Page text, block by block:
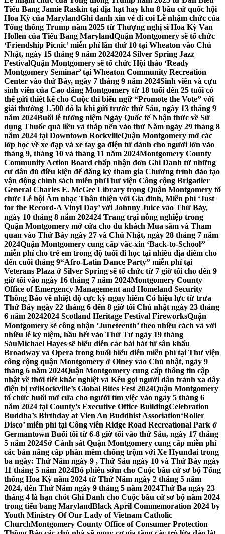
Tiểu Bang Jamie Raskin tại địa hạt hay khu 8 bầu cử quốc hội
Hoa Kỳ của MarylandGhi danh xin vé đi coi Lễ nhậm chức của
Tổng thống Trump năm 2025 từ Thượng nghị sĩ Hoa Kỳ Van
Hollen của Tiểu Bang MarylandQuận Montgomery sẽ tổ chức
‘Friendship Picnic’ miễn phí lần thứ 10 tại Wheaton vào Chủ
Nhật, ngày 15 tháng 9 năm 20242024 Silver Spring Jazz
FestivalQuận Montgomery sẽ tổ chức Hội thảo ‘Ready
Montgomery Seminar’ tại Wheaton Community Recreation
Center vào thứ Bảy, ngày 7 tháng 9 năm 2024Sinh viên và cựu
sinh viên của Cao đẳng Montgomery từ 18 tuổi đến 25 tuổi có
thể gửi thiết kế cho Cuộc thi biểu ngữ “Promote the Vote” với
giải thưởng 1.500 đô la khi gửi trước thứ Sáu, ngày 13 tháng 9
năm 2024Buổi lễ tưởng niệm Ngày Quốc tế Nhận thức về Sử
dụng Thuốc quá liều và thắp nến vào thứ Năm ngày 29 tháng 8
năm 2024 tại Downtown RockvilleQuận Montgomery mở các
lớp học về xe đạp và xe tay ga điện tử dành cho người lớn vào
tháng 9, tháng 10 và tháng 11 năm 2024Montgomery County
Community Action Board chấp nhận đơn Ghi Danh từ những
cư dân đủ điều kiện để đăng ký tham gia Chương trình đào tạo
vận động chính sách miễn phíThư viện Công cộng Brigadier
General Charles E. McGee Library trọng Quận Montgomery tổ
chức Lễ hội Âm nhạc Thân thiện với Gia đình, Miễn phí ‘Just
for the Record-A Vinyl Day’ với Johnny Juice vào Thứ Bảy,
ngày 10 tháng 8 năm 202424 Trang trại nông nghiệp trong
Quận Montgomery mở cửa cho du khách Mua sắm và Tham
quan vào Thứ Bảy ngày 27 và Chủ Nhật, ngày 28 tháng 7 năm
2024Quận Montgomery cung cấp vắc-xin ‘Back-to-School’’
miễn phí cho trẻ em trong độ tuổi đi học tại nhiều địa điểm cho
đến cuối tháng 9“Afro-Latin Dance Party” miễn phí tại
Veterans Plaza ở Silver Spring sẽ tổ chức từ 7 giờ tối cho đến 9
giờ tối vào ngày 16 tháng 7 năm 2024Montgomery County
Office of Emergency Management and Homeland Security
Thông Báo về nhiệt độ cực kỳ nguy hiểm Có hiệu lực từ trưa
Thứ Bảy ngày 22 tháng 6 đến 8 giờ tối Chủ nhật ngày 23 tháng
6 năm 20242024 Scotland Heritage Festival FireworksQuận
Montgomery sẽ công nhận ‘Juneteenth’ theo nhiều cách và với
nhiều lễ kỷ niệm, hầu hết vào Thứ Tư ngày 19 tháng
SáuMichael Hayes sẽ biểu diễn các bài hát từ sân khấu
Broadway và Opera trong buổi biểu diễn miễn phí tại Thư viện
công cộng quận Montgomery ở Olney vào Chủ nhật, ngày 9
tháng 6 năm 2024Quận Montgomery cung cấp thông tin cập
nhật về thời tiết khắc nghiệt và Kêu gọi người dân tránh xa dây
điện bị rơiRockville’s Global Bites Fest 2024Quận Montgomery
tổ chức buổi mở cửa cho người tìm việc vào ngày 5 tháng 6
năm 2024 tại County’s Executive Office BuildingCelebration
Buddha’s Birthday at Vien An Buddhist Association‘Roller
Disco’ miễn phí tại Công viên Ridge Road Recreational Park ở
Germantown Buổi tối từ 6-8 giờ tối vào thứ Sáu, ngày 17 tháng
5 năm 2024Sở Cảnh sát Quận Montgomery cung cấp miễn phí
các bản nâng cấp phần mềm chống trộm với Xe Hyundai trong
ba ngày: Thứ Năm ngày 9 , Thứ Sáu ngày 10 và Thứ Bảy ngày
11 tháng 5 năm 2024Bỏ phiếu sớm cho Cuộc bầu cử sơ bộ Tổng
thống Hoa Kỳ năm 2024 từ Thứ Năm ngày 2 tháng 5 năm
2024, đến Thứ Năm ngày 9 tháng 5 năm 2024Thứ Ba ngày 23
tháng 4 là hạn chót Ghi Danh cho Cuộc bầu cử sơ bộ năm 2024
trong tiểu bang MarylandBlack April Commemoration 2024 by
Youth Ministry Of Our Lady of Vietnam Catholic
ChurchMontgomery County Office of Consumer Protection